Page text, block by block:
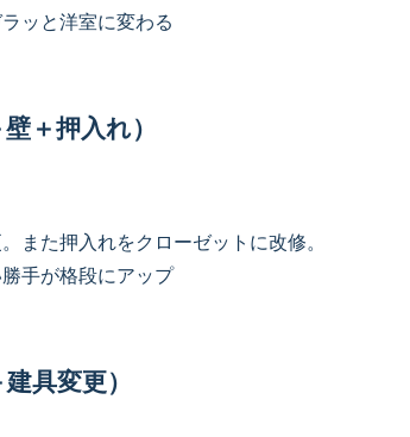
ッと洋室に変わる
＋押入れ）
また押入れをクローゼットに改修。
手が格段にアップ
具変更）